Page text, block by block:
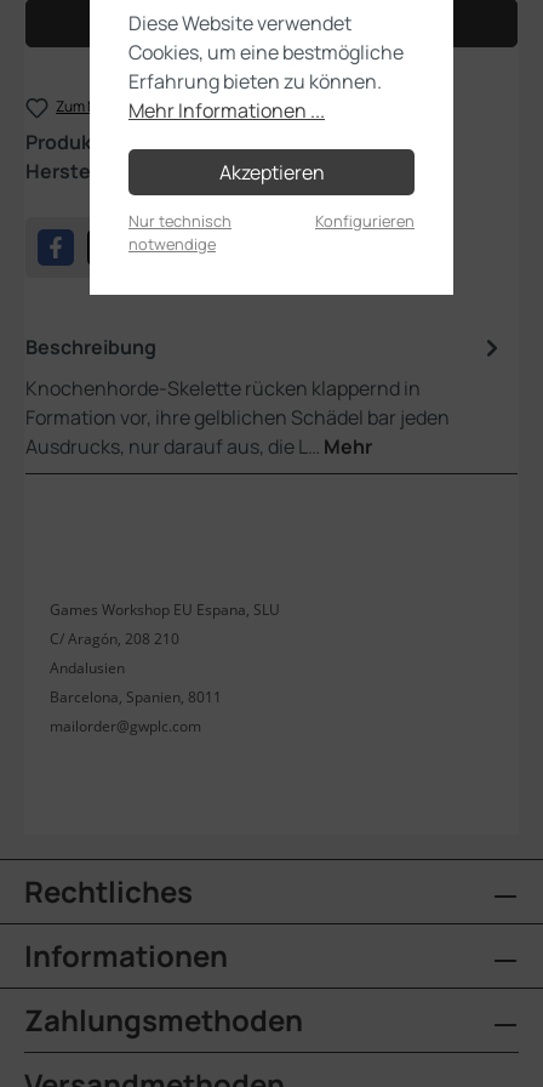
In den Warenkorb
Zum Merkzettel hinzufügen
Produktnummer:
Hersteller:
Games Workshop
Beschreibung
Knochenhorde-Skelette rücken klappernd in
Formation vor, ihre gelblichen Schädel bar jeden
Ausdrucks, nur darauf aus, die L… Mehr
Games Workshop EU Espana, SLU
C/ Aragón, 208 210
Andalusien
Barcelona, Spanien, 8011
mailorder@gwplc.com
Rechtliches
Informationen
Zahlungsmethoden
Diese Website verwendet
Cookies, um eine bestmögliche
Erfahrung bieten zu können.
Mehr Informationen ...
Akzeptieren
Nur technisch
notwendige
Konfigurieren